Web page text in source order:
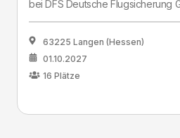
beiDFS Deutsche Flugsicherung
63225 Langen (Hessen)
01.10.2027
16 Plätze